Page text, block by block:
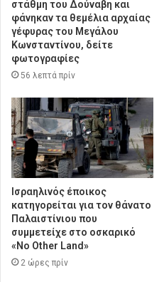
στάθμη του Δούναβη και
φάνηκαν τα θεμέλια αρχαίας
γέφυρας του Μεγάλου
Κωνσταντίνου, δείτε
φωτογραφίες
56 λεπτά πρίν
Ισραηλινός έποικος
κατηγορείται για τον θάνατο
Παλαιστίνιου που
συμμετείχε στο οσκαρικό
«No Other Land»
2 ώρες πρίν